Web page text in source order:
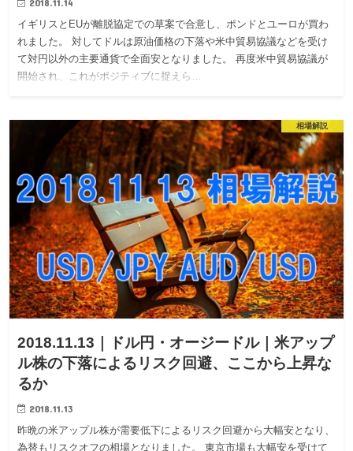
2018.11.14
イギリスとEUが離脱協定での草案で合意し、ポンドとユーロが買わ
れました。 対してドルは原油価格の下落や米中貿易協議などを受け
て対円以外の主要通貨で全面安となりました。 再度米中貿易協議が
開始され、これがポジティブに捉えら…
相場解説
2018.11.13｜ドル円・オージードル｜米アップ
ル株の下落によるリスク回避、ここから上昇な
るか
2018.11.13
昨晩の米アップル株が需要低下によるリスク回避から大幅安となり、
為替もリスクオフの相場となりました。 東京市場も大幅安を受けて